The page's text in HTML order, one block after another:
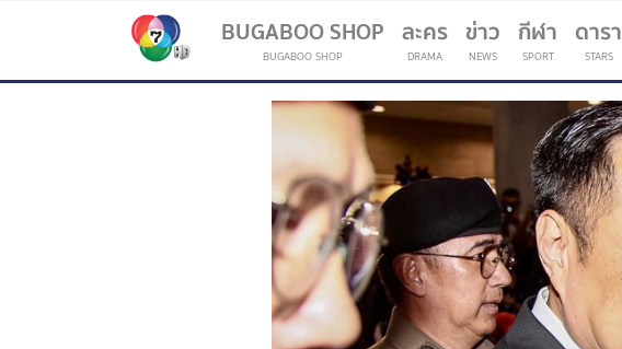
BUGABOO SHOP
BUGABOO SHOP
ละคร
DRAMA
ข่าว
NEWS
กีฬา
SPORT
(current)
ดารา
STARS